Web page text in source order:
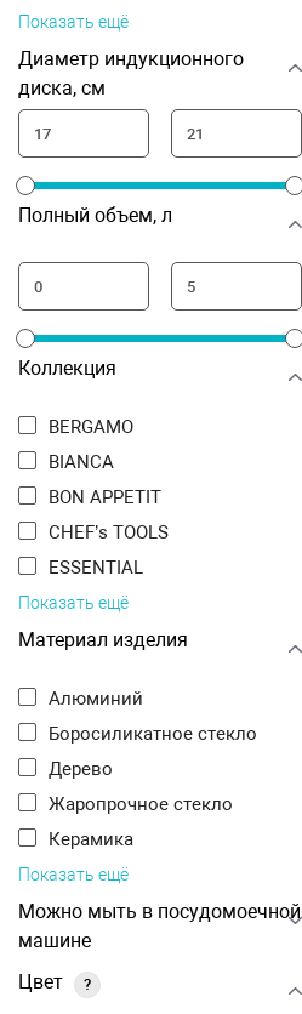
Показать ещё
Диаметр индукционного
диска, см
Полный объем, л
Коллекция
BERGAMO
BIANCA
BON APPETIT
CHEF’s TOOLS
ESSENTIAL
Показать ещё
Материал изделия
Алюминий
Боросиликатное стекло
Дерево
Жаропрочное стекло
Керамика
Показать ещё
Можно мыть в посудомоечной
машине
Цвет
?